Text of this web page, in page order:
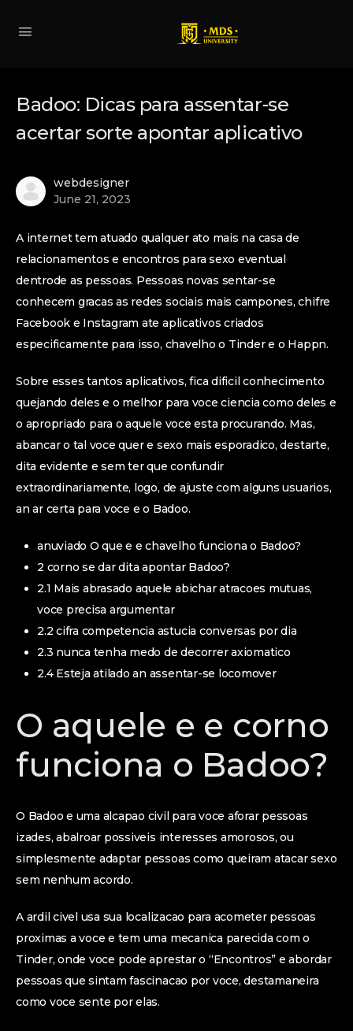
Badoo: Dicas para assentar-se
acertar sorte apontar aplicativo
webdesigner
June 21, 2023
A internet tem atuado qualquer ato mais na casa de
relacionamentos e encontros para sexo eventual
dentrode as pessoas. Pessoas novas sentar-se
conhecem gracas as redes sociais mais campones, chifre
Facebook e Instagram ate aplicativos criados
especificamente para isso, chavelho o Tinder e o Happn.
Sobre esses tantos aplicativos, fica dificil conhecimento
quejando deles e o melhor para voce ciencia como deles e
o apropriado para o aquele voce esta procurando. Mas,
abancar o tal voce quer e sexo mais esporadico, destarte,
dita evidente e sem ter que confundir
extraordinariamente, logo, de ajuste com alguns usuarios,
an ar certa para voce e o Badoo.
anuviado O que e e chavelho funciona o Badoo?
2 corno se dar dita apontar Badoo?
2.1 Mais abrasado aquele abichar atracoes mutuas,
voce precisa argumentar
2.2 cifra competencia astucia conversas por dia
2.3 nunca tenha medo de decorrer axiomatico
2.4 Esteja atilado an assentar-se locomover
O aquele e e corno
funciona o Badoo?
O Badoo e uma alcapao civil para voce aforar pessoas
izades, abalroar possiveis interesses amorosos, ou
simplesmente adaptar pessoas como queiram atacar sexo
sem nenhum acordo.
A ardil civel usa sua localizacao para acometer pessoas
proximas a voce e tem uma mecanica parecida com o
Tinder, onde voce pode aprestar o “Encontros” e abordar
pessoas que sintam fascinacao por voce, destamaneira
como voce sente por elas.